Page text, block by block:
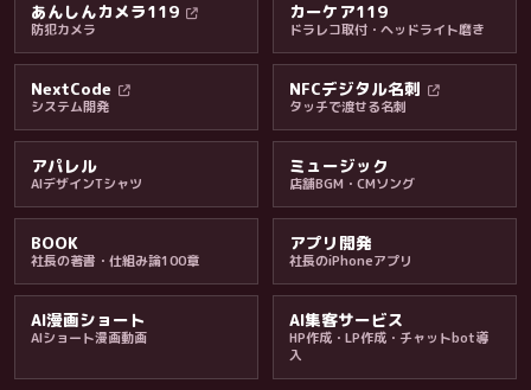
料金・保証・ご案内
あんしんカメラ119
防犯カメラ
カーケア119
ドラレコ取付・ヘッドライト磨き
NextCode
システム開発
NFCデジタル名刺
タッチで渡せる名刺
アパレル
AIデザインTシャツ
ミュージック
店舗BGM・CMソング
BOOK
社長の著書・仕組み論100章
アプリ開発
社長のiPhoneアプリ
AI漫画ショート
AIショート漫画動画
AI集客サービス
HP作成・LP作成・チャットbot導
入